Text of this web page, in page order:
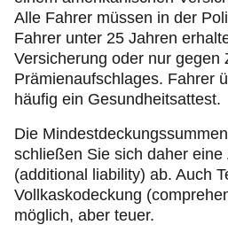
Alle Fahrer müssen in der
Fahrer unter 25 Jahren
Versicherung oder nur gegen
Prämienaufschlages. Fahrer
häufig ein Gesundheitsattest.
Die
schließen Sie sich daher eine
(additional liability) ab. Auch
Vollkaskodeckung
möglich, aber teuer.